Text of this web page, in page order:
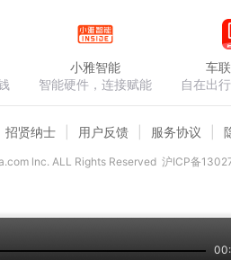
小雅智能
智能硬件，连接赋能
车
自在出
招贤纳士 用户反馈 服务协议
lnc. ALL Rights Reserved 沪ICP备